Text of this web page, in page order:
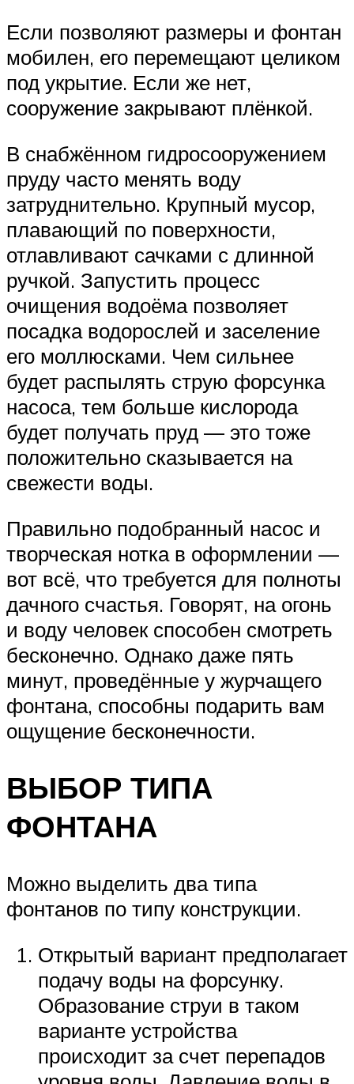
Если позволяют размеры и фонтан
мобилен, его перемещают целиком
под укрытие. Если же нет,
сооружение закрывают плёнкой.
В снабжённом гидросооружением
пруду часто менять воду
затруднительно. Крупный мусор,
плавающий по поверхности,
отлавливают сачками с длинной
ручкой. Запустить процесс
очищения водоёма позволяет
посадка водорослей и заселение
его моллюсками. Чем сильнее
будет распылять струю форсунка
насоса, тем больше кислорода
будет получать пруд — это тоже
положительно сказывается на
свежести воды.
Правильно подобранный насос и
творческая нотка в оформлении —
вот всё, что требуется для полноты
дачного счастья. Говорят, на огонь
и воду человек способен смотреть
бесконечно. Однако даже пять
минут, проведённые у журчащего
фонтана, способны подарить вам
ощущение бесконечности.
ВЫБОР ТИПА
ФОНТАНА
Можно выделить два типа
фонтанов по типу конструкции.
Открытый вариант предполагает
подачу воды на форсунку.
Образование струи в таком
варианте устройства
происходит за счет перепадов